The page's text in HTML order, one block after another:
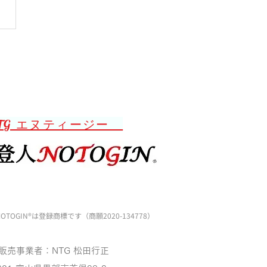
エヌティージー
は登録商標です（商願2020-134778）
売事業者：NTG 松田行正